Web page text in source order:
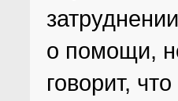
о помощи,
говорит,